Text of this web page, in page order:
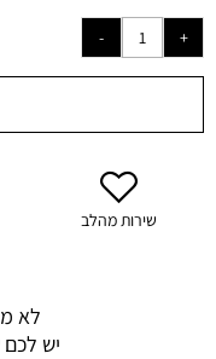
שירות מהלב
לא
יש